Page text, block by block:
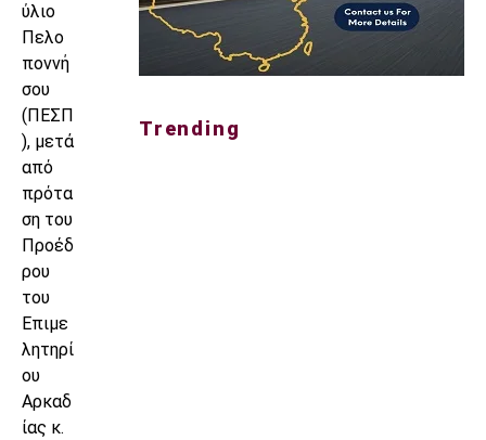
ύλιο
Πελο
ποννή
σου
(ΠΕΣΠ
), μετά
από
πρότα
ση του
Προέδ
ρου
του
Επιμε
λητηρί
ου
Αρκαδ
ίας κ.
Trending